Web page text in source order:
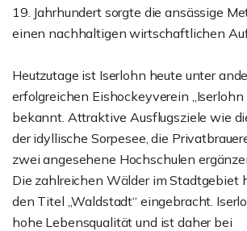
19. Jahrhundert sorgte die ansässige
einen nachhaltigen wirtschaftlichen
Heutzutage ist Iserlohn heute unter
erfolgreichen Eishockeyverein „Iserlohn
bekannt. Attraktive Ausflugsziele wie
der idyllische Sorpesee, die
zwei angesehene Hochschulen
Die zahlreichen Wälder im Stadtgebiet
den Titel „Waldstadt“ eingebracht.
hohe Lebensqualität und ist daher bei